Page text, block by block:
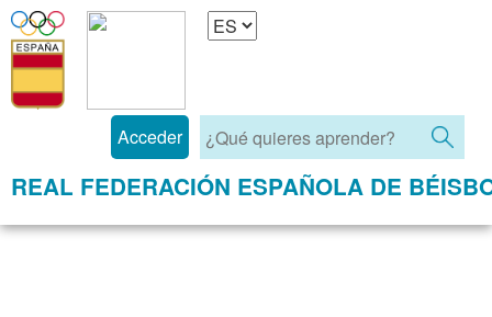
Acceder
REAL FEDERACIÓN ESPAÑOLA DE